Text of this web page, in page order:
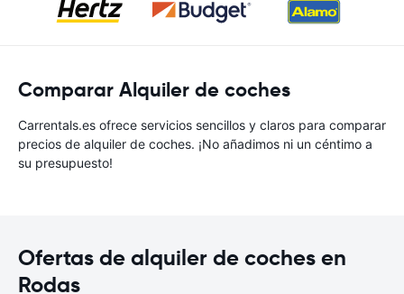
Comparar Alquiler de coches
Carrentals.es ofrece servicios sencillos y claros para comparar
precios de alquiler de coches. ¡No añadimos ni un céntimo a
su presupuesto!
Ofertas de alquiler de coches en
Rodas